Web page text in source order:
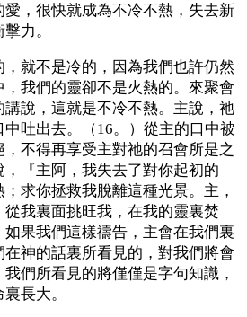
，很快就成為不冷不熱，失去新
力。
就不是冷的，因為我們也許仍然
我們的靈卻不是火熱的。來聚會
講說，這就是不冷不熱。主說，祂
吐出去。（16。）從主的口中被
不得再享受主對祂的召會所是之
『主阿，我失去了對你起初的
求你拯救我脫離這種光景。主，
我裏面挑旺我，在我的靈裏焚
果我們這樣禱告，主會在我們裏
神的話裏所看見的，對我們將會
們所看見的將僅僅是字句知識，
長大。